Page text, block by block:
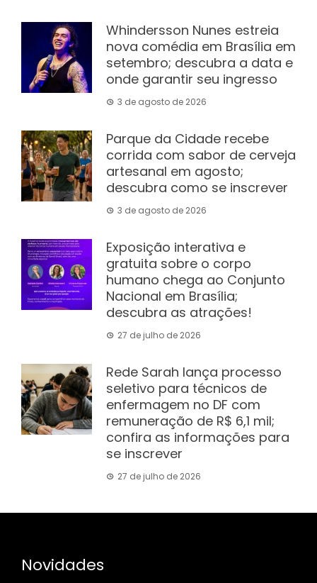
Whindersson Nunes estreia
nova comédia em Brasília em
setembro; descubra a data e
onde garantir seu ingresso
3 de agosto de 2026
Parque da Cidade recebe
corrida com sabor de cerveja
artesanal em agosto;
descubra como se inscrever
3 de agosto de 2026
Exposição interativa e
gratuita sobre o corpo
humano chega ao Conjunto
Nacional em Brasília;
descubra as atrações!
27 de julho de 2026
Rede Sarah lança processo
seletivo para técnicos de
enfermagem no DF com
remuneração de R$ 6,1 mil;
confira as informações para
se inscrever
27 de julho de 2026
Novidades